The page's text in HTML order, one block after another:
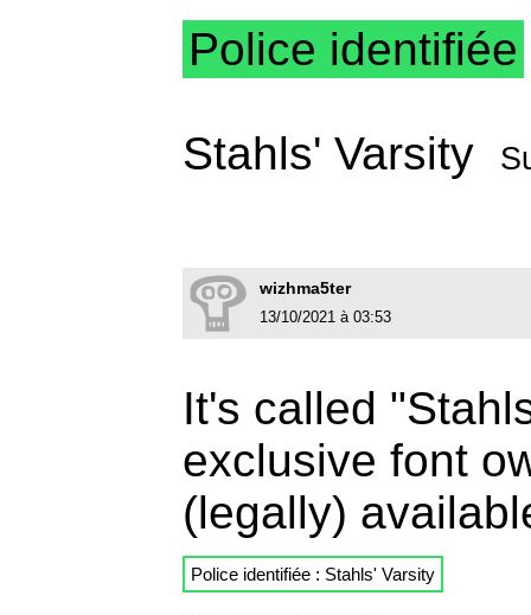
Police identifiée
Stahls' Varsity
wizhma5ter
13/10/2021 à 03:53
It's called
exclusive font
(legally)
Police identifiée : Stahls' Varsity